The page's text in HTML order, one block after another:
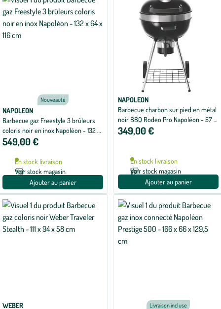
Nouveauté
NAPOLEON
Barbecue gaz Freestyle 3 brûleurs
coloris noir en inox Napoléon - 132 x
64 x 116 cm
549,00 €
En stock livraison
Voir stock magasin
Ajouter au panier
NAPOLEON
Barbecue charbon sur pied en métal
noir BBQ Rodeo Pro Napoléon - 57 x
59 x 107 cm
349,00 €
En stock livraison
Voir stock magasin
Ajouter au panier
WEBER Livraison incluse